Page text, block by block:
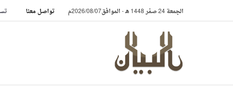
الجمعة 24 صفر 1448 هـ -الموافق2026/08/07م تواصل معنا